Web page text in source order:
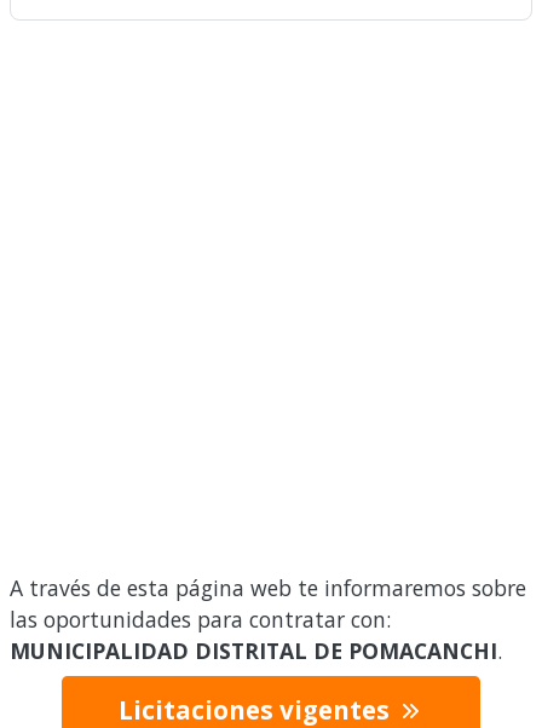
A través de esta página web te informaremos sobre
las oportunidades para contratar con:
MUNICIPALIDAD DISTRITAL DE POMACANCHI.
Licitaciones vigentes